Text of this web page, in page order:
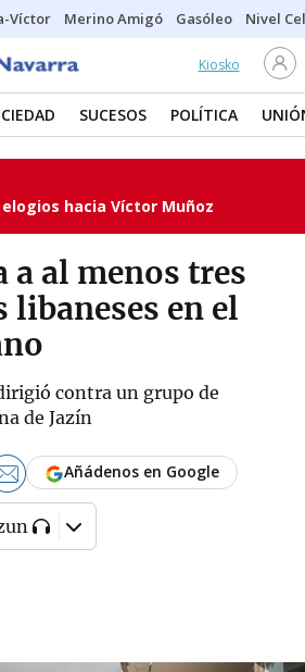
Víctor Merino Amigó Gasóleo Nivel
Kiosko
SUCESOS POLÍTICA
hacia Víctor Muñoz
a al menos tres
en el
contra un grupo de
de Jazín
Añádenos en Google